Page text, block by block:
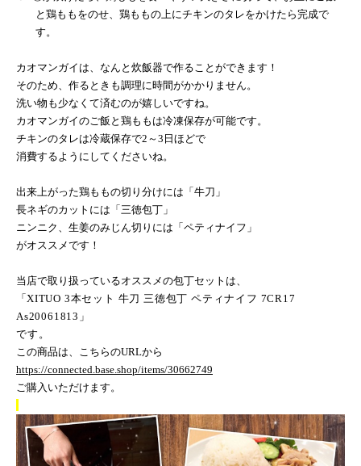
と鶏ももをのせ、鶏ももの上にチキンのタレをかけたら完成で
す。
カオマンガイは、なんと炊飯器で作ることができます！
そのため、作るときも調理に時間がかかりません。
洗い物も少なくて済むのが嬉しいですね。
カオマンガイのご飯と鶏ももは冷凍保存が可能です。
チキンのタレは冷蔵保存で2 ～3 日ほどで
消費するようにしてくださいね。
出来上がった鶏ももの切り分けには「牛刀」
長ネギのカットには「三徳包丁」
ニンニク、生姜のみじん切りには「ペティナイフ」
がオススメです！
当店で取り扱っているオススメの包丁セットは、
「XITUO 3本セット 牛刀 三徳包丁 ペティナイフ 7CR17
As20061813 」
です。
この商品は、こちらのURLから
https://connected.base.shop/items/30662749
ご購入いただけます。